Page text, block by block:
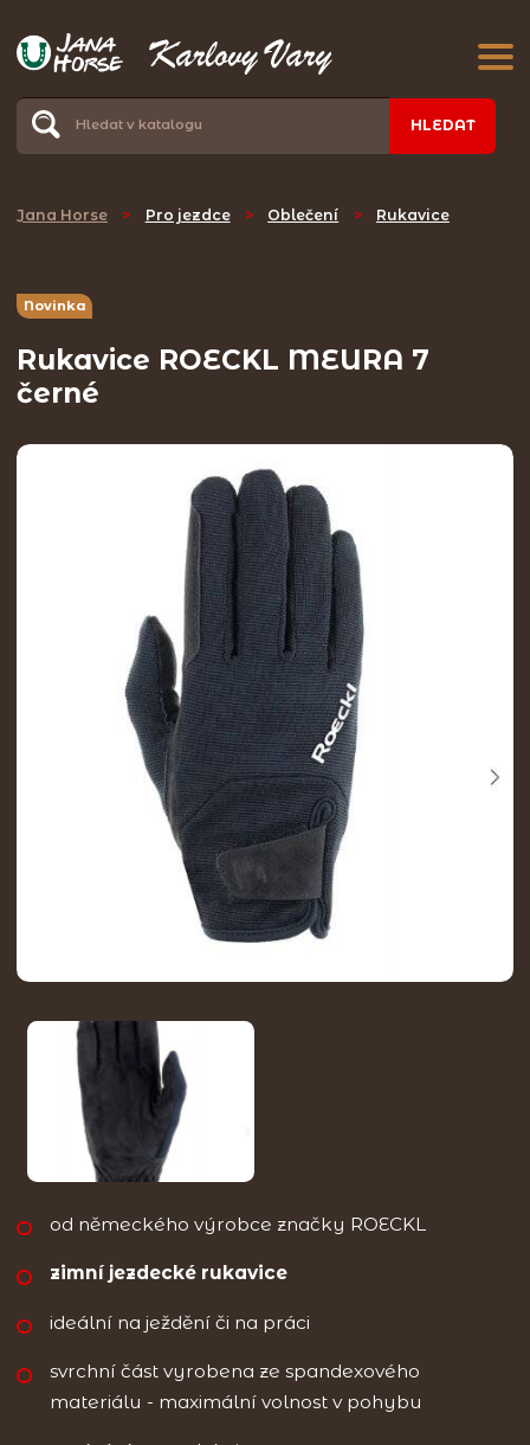
HLEDAT
Jana Horse > Pro jezdce > Oblečení > Rukavice
Novinka
Rukavice ROECKL MEURA 7
černé
od německého výrobce značky ROECKL
zimní jezdecké rukavice
ideální na ježdění či na práci
svrchní část vyrobena ze spandexového
materiálu - maximální volnost v pohybu